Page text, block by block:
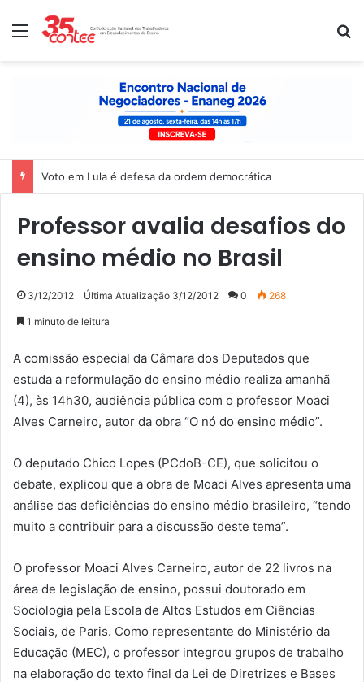
Menu
Voto em Lula é defesa da ordem democrática
Professor avalia desafios do
ensino médio no Brasil
3/12/2012 Última Atualização 3/12/2012 0 268
1 minuto de leitura
A comissão especial da Câmara dos Deputados que
estuda a reformulação do ensino médio realiza amanhã
(4), às 14h30, audiência pública com o professor Moaci
Alves Carneiro, autor da obra “O nó do ensino médio”.
O deputado Chico Lopes (PCdoB-CE), que solicitou o
debate, explicou que a obra de Moaci Alves apresenta uma
análise das deficiências do ensino médio brasileiro, “tendo
muito a contribuir para a discussão deste tema”.
O professor Moaci Alves Carneiro, autor de 22 livros na
área de legislação de ensino, possui doutorado em
Sociologia pela Escola de Altos Estudos em Ciências
Sociais, de Paris. Como representante do Ministério da
Educação (MEC), o professor integrou grupos de trabalho
na elaboração do texto final da Lei de Diretrizes e Bases